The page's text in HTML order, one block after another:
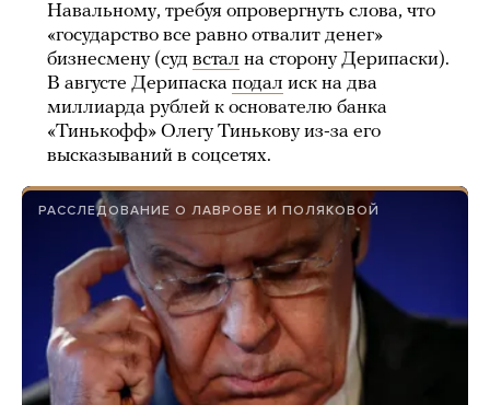
Навальному, требуя опровергнуть слова, что
«государство все равно отвалит денег»
бизнесмену (суд встал на сторону Дерипаски).
В августе Дерипаска подал иск на два
миллиарда рублей к основателю банка
«Тинькофф» Олегу Тинькову из-за его
высказываний в соцсетях.
РАССЛЕДОВАНИЕ О ЛАВРОВЕ И ПОЛЯКОВОЙ